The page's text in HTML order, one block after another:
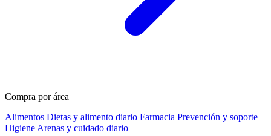
Compra por área
Alimentos Dietas y alimento diario Farmacia Prevención y soporte
Higiene Arenas y cuidado diario